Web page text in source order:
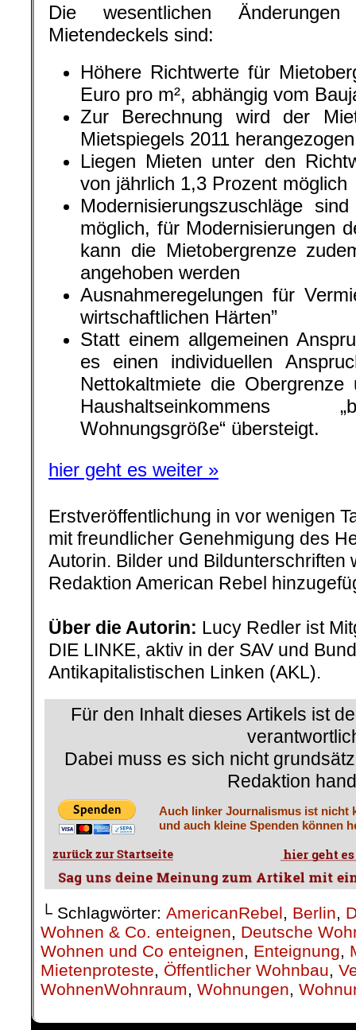
Die wesentlichen
Mietendeckels sind:
Höhere Richtwerte für
Euro pro m², abhängig vom
Zur Berechnung wird der
Mietspiegels 2011 herangezogen
Liegen Mieten unter den
von jährlich 1,3 Prozent möglich
Modernisierungszuschläge
möglich, für Modernisierungen
kann die Mietobergrenze
angehoben werden
Ausnahmeregelungen für
wirtschaftlichen Härten”
Statt einem allgemeinen
es einen individuellen
Nettokaltmiete die
Haushaltseinkommens
Wohnungsgröße“ übersteigt.
hier geht es weiter »
Erstveröffentlichung in vor wenigen
mit freundlicher Genehmigung des
Autorin. Bilder und Bildunterschriften
Redaktion American Rebel
Über die Autorin: Lucy Redler ist
DIE LINKE, aktiv in der SAV und
Antikapitalistischen Linken (AKL).
Für den Inhalt dieses Artikels ist
Dabei muss es sich nicht
Redaktion
Auch linker Journalismus ist nicht
und auch kleine Spenden können
└ Schlagwörter: AmericanRebel, Berlin,
Wohnen & Co. enteignen, Deutsche
Wohnen und Co enteignen, Enteignung,
Mietenproteste, Öffentlicher Wohnbau,
WohnenWohnraum, Wohnungen,